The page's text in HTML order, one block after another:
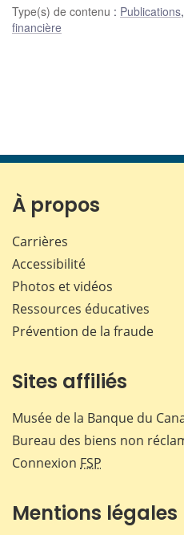
Type(s) de contenu : Publications,
financière
À propos
Carrières
Accessibilité
Photos et vidéos
Ressources éducatives
Prévention de la fraude
Sites affiliés
Musée de la Banque du
Bureau des biens non
Connexion FSP
Mentions légales